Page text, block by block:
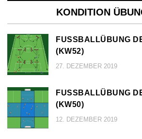
KONDITION
FUSSBALLÜBUNG
KW52)
27. DEZEMBER 2019
FUSSBALLÜBUNG
KW50)
12. DEZEMBER 2019